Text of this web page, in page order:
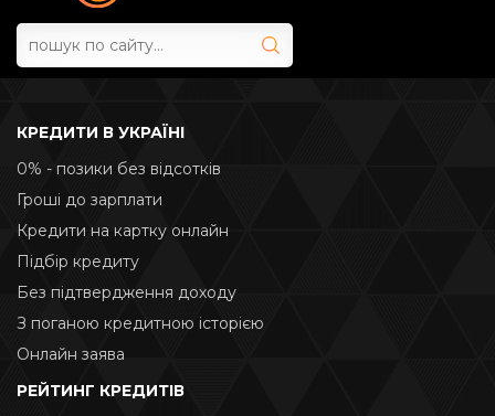
КРЕДИТИ В УКРАЇНІ
0% - позики без відсотків
Гроші до зарплати
Кредити на картку онлайн
Підбір кредиту
Без підтвердження доходу
З поганою кредитною історією
Онлайн заява
РЕЙТИНГ КРЕДИТІВ